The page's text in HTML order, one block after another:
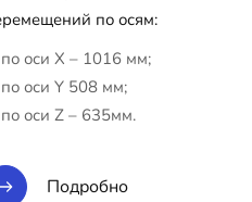
по осям:
по оси Х – 1016 мм;
по оси Y 508 мм;
по оси Z – 635мм.
Подробно